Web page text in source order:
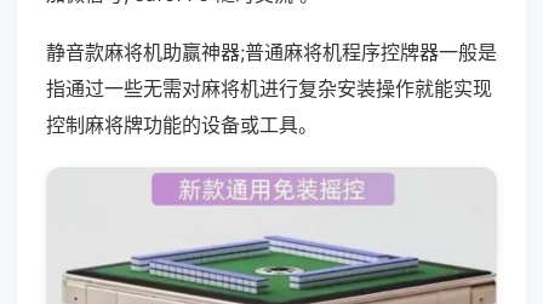
静音款麻将机助赢神器;普通麻将机程序控牌器一般是
指通过一些无需对麻将机进行复杂安装操作就能实现
控制麻将牌功能的设备或工具。